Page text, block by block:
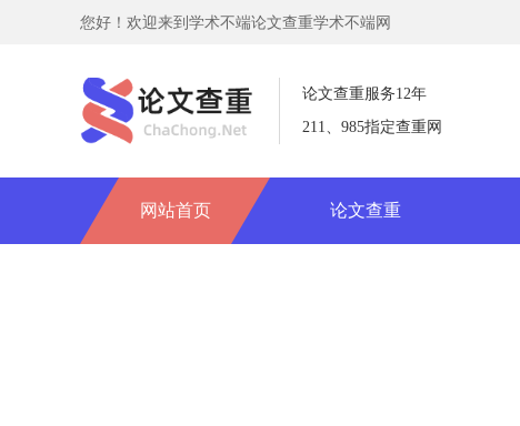
您好！欢迎来到学术不端论文查重学术不端网
网站首页 论文查重
论文查重服务12年
211、985指定查重网